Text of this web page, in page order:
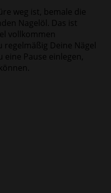
weg ist, bemale die
Nagelöl. Das ist
vollkommen
Deine Nägel
Pause einlegen,